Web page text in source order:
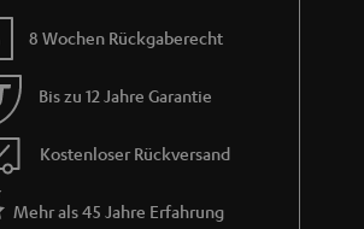
8 Wochen Rückgaberecht
Bis zu 12 Jahre Garantie
Kostenloser Rückversand
Mehr als 45 Jahre Erfahrung